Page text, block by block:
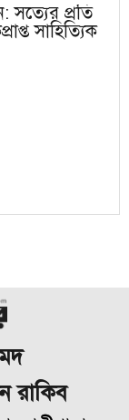
সত্যের প্রতি
সাহিত্যিক
রাকিব